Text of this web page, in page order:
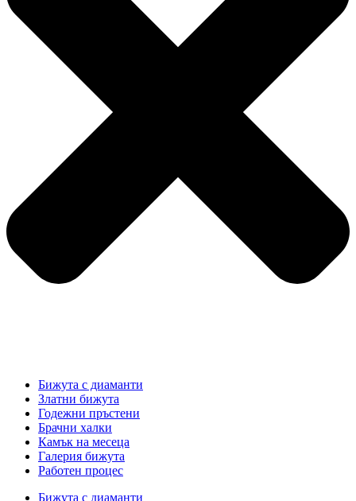
Бижута с диаманти
Златни бижута
Годежни пръстени
Брачни халки
Камък на месеца
Галерия бижута
Работен процес
Бижута с диаманти